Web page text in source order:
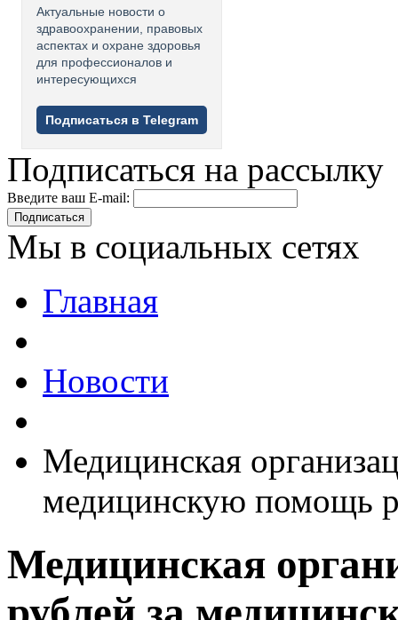
Актуальные новости о
здравоохранении, правовых
аспектах и охране здоровья
для профессионалов и
интересующихся
Подписаться в Telegram
Подписаться на рассылку
Введите ваш E-mail:
Подписаться
Мы в социальных сетях
Главная
Новости
Медицинская
медицинскую помощь
Медицинская